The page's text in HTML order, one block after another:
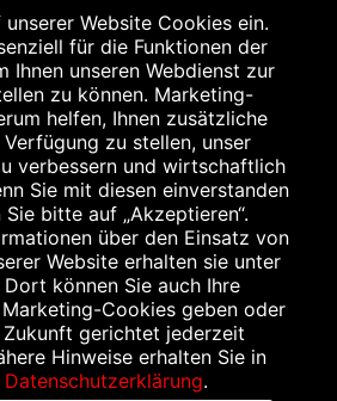
Mengen, solange der Vorrat reicht. Für Druck-
lesen Sie die Packungsbeilage und fragen
Arzneimitteltaxe Apothekenerstattungspreis
Preisempfehlung der Hersteller. Der
in Ansatz gebrachter Preis für rezeptfreie
der Höhe dem für Apotheken verbindlichen
in bestimmten Fällen (z.B. bei Kindern
mit der gesetzlichen Krankenversicherung
Erstattungspreis im Falle einer
Krankenkassen, vor Abzug eines
nach §130 Abs. 1 SGB V.
des Herstellers (UVP).
Website Cookies ein.
für die Funktionen der
Ihnen unseren Webdienst zur
zu können. Marketing-
helfen, Ihnen zusätzliche
zu stellen, unser
verbessern und wirtschaftlich
Sie mit diesen einverstanden
bitte auf „Akzeptieren“.
über den Einsatz von
Website erhalten sie unter
können Sie auch Ihre
Cookies geben oder
gerichtet jederzeit
Hinweise erhalten Sie in
Datenschutzerklärung.